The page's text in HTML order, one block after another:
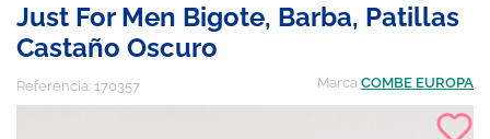
Just For Men Bigote, Barba, Patillas
Castaño Oscuro
Referencia: 170357 Marca COMBE EUROPA